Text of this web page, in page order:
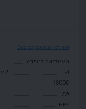
Все характеристики
сплит-система
54
18000
да
нет